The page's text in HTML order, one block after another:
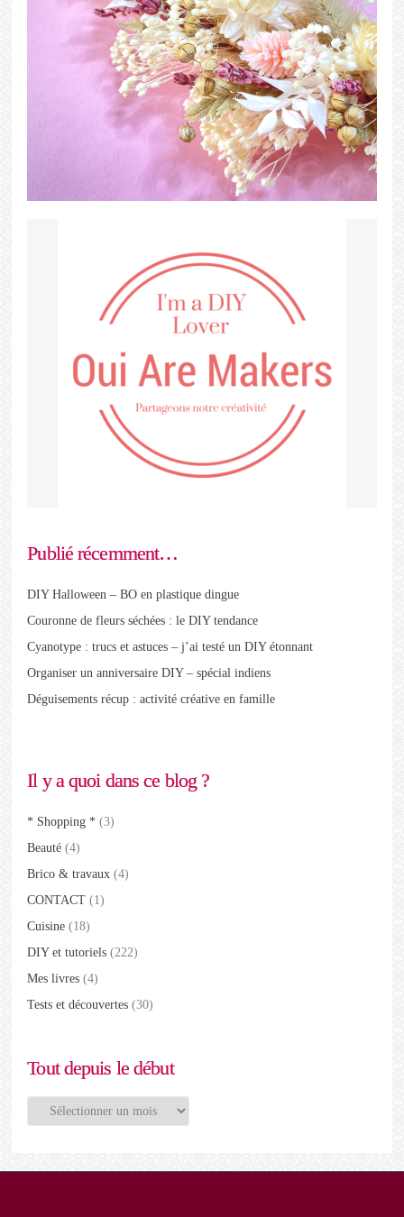
Publié récemment…
DIY Halloween – BO en plastique dingue
Couronne de fleurs séchées : le DIY tendance
Cyanotype : trucs et astuces – j’ai testé un DIY étonnant
Organiser un anniversaire DIY – spécial indiens
Déguisements récup : activité créative en famille
Il y a quoi dans ce blog ?
* Shopping * (3)
Beauté (4)
Brico & travaux (4)
CONTACT (1)
Cuisine (18)
DIY et tutoriels (222)
Mes livres (4)
Tests et découvertes (30)
Tout depuis le début